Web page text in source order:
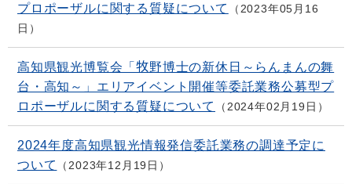
プロポーザルに関する質疑について
2023年05月16
日
高知県観光博覧会「牧野博士の新休日～らんまんの舞
台・高知～」エリアイベント開催等委託業務公募型プ
ロポーザルに関する質疑について
2024年02月19日
2024年度高知県観光情報発信委託業務の調達予定に
ついて
2023年12月19日